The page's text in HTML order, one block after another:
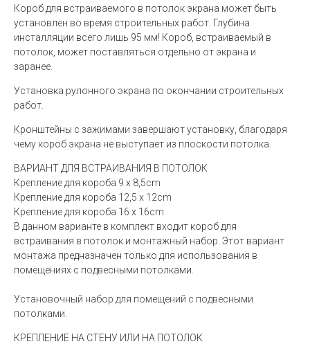
Короб для встраиваемого в потолок экрана может быть
установлен во время строительных работ. Глубина
инсталляции всего лишь 95 мм! Короб, встраиваемый в
потолок, может поставляться отдельно от экрана и
заранее.
Установка рулонного экрана по окончании строительных
работ.
Кронштейны с зажимами завершают установку, благодаря
чему короб экрана не выступает из плоскости потолка.
ВАРИАНТ ДЛЯ ВСТРАИВАНИЯ В ПОТОЛОК
Крепление для короба 9 x 8,5cm
Крепление для короба 12,5 x 12cm
Крепление для короба 16 x 16cm
В данном варианте в комплект входит короб для
встраивания в потолок и монтажный набор. Этот вариант
монтажа предназначен только для использования в
помещениях с подвесными потолками.
Установочный набор для помещений с подвесными
потолками.
КРЕПЛЕНИЕ НА СТЕНУ ИЛИ НА ПОТОЛОК